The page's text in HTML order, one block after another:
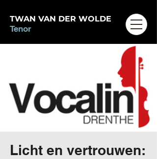
TWAN VAN DER WOLDE
Tenor
Licht en vertrouwen: